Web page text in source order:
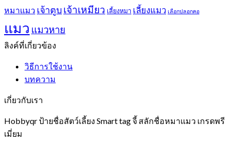
หมาแมว เจ้าตูบ เจ้าเหมียว เลี้ยงหมา เลี้ยงแมว เลือกปลอกคอ
แมว แมวหาย
ลิงค์ที่เกี่ยวข้อง
วิธีการใช้งาน
บทความ
เกี่ยวกับเรา
Hobbyqr ป้ายชื่อสัตว์เลี้ยง Smart tag จี้ สลักชื่อหมาแมว เกรดพรี
เมี่ยม